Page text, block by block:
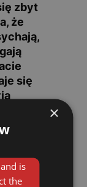
zbyt
że
,
się
×
is
the